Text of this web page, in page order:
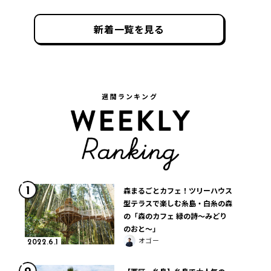
新着一覧を見る
週間ランキング
1
2022.6.1
森まるごとカフェ！ツリーハウス
型テラスで楽しむ糸島・白糸の森
の「森のカフェ 緑の詩〜みどり
のおと〜」
オゴー